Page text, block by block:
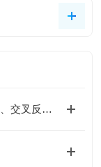
抗体试剂盒“避坑指南”：如何通过验证数据、交叉反应率、批次稳定性选对产品？